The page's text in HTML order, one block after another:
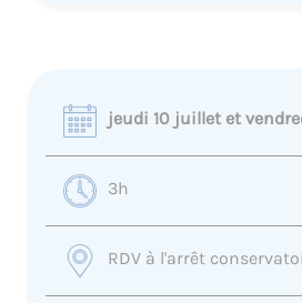
jeudi 10 juillet et
3h
RDV à l'arrêt